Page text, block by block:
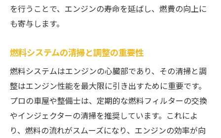
を行うことで、エンジンの寿命を延ばし、燃費の向上に
も寄与します。
燃料システムの清掃と調整の重要性
燃料システムはエンジンの心臓部であり、その清掃と調
整はエンジン性能を最大限に引き出すために重要です。
プロの車屋や整備士は、定期的な燃料フィルターの交換
やインジェクターの清掃を推奨しています。これによ
り、燃料の流れがスムーズになり、エンジンの効率が向